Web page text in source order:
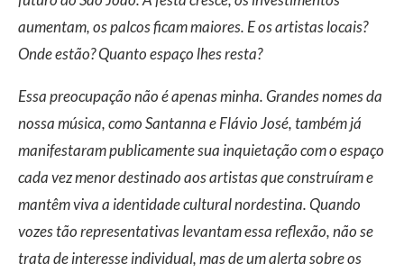
aumentam, os palcos ficam maiores. E os artistas locais?
Onde estão? Quanto espaço lhes resta?
Essa preocupação não é apenas minha. Grandes nomes da
nossa música, como Santanna e Flávio José, também já
manifestaram publicamente sua inquietação com o espaço
cada vez menor destinado aos artistas que construíram e
mantêm viva a identidade cultural nordestina. Quando
vozes tão representativas levantam essa reflexão, não se
trata de interesse individual, mas de um alerta sobre os